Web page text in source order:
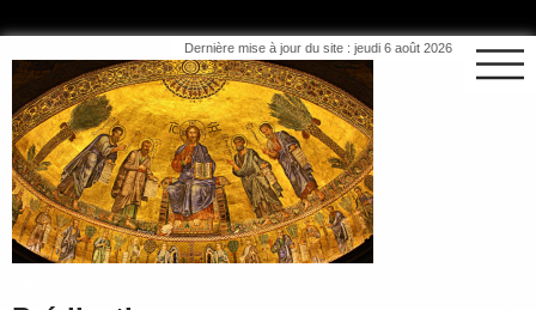
Dernière mise à jour du site : jeudi 6 août 2026